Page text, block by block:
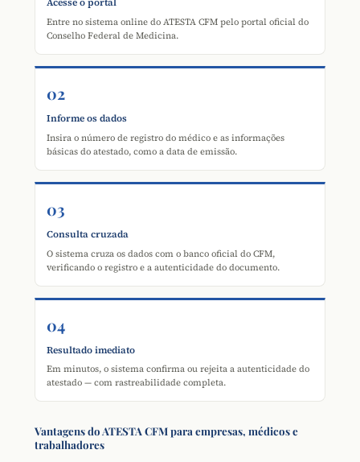
Acesse o portal
Entre no sistema online do ATESTA CFM pelo portal oficial do
Conselho Federal de Medicina.
02
Informe os dados
Insira o número de registro do médico e as informações
básicas do atestado, como a data de emissão.
03
Consulta cruzada
O sistema cruza os dados com o banco oficial do CFM,
verificando o registro e a autenticidade do documento.
04
Resultado imediato
Em minutos, o sistema confirma ou rejeita a autenticidade do
atestado — com rastreabilidade completa.
Vantagens do ATESTA CFM para empresas, médicos e
trabalhadores